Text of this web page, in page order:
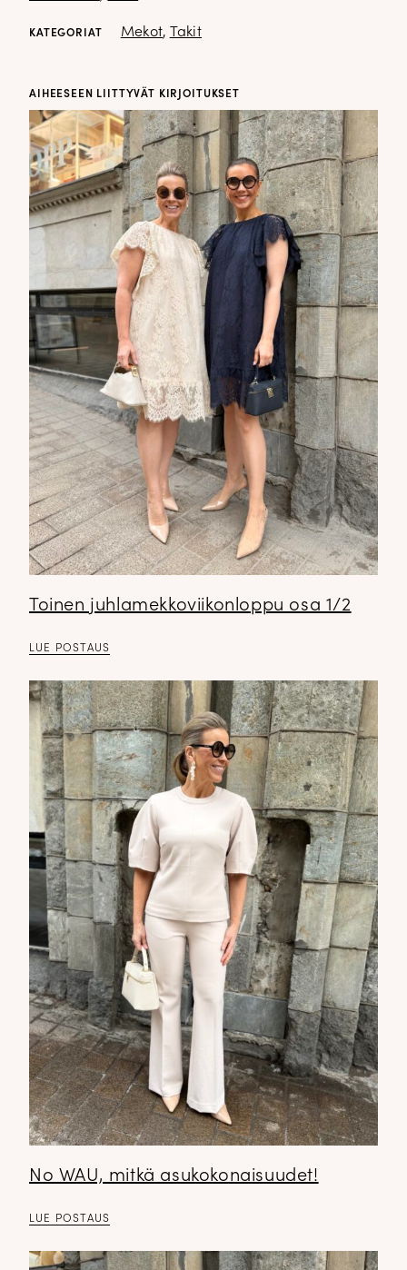
KATEGORIAT Mekot, Takit
AIHEESEEN LIITTYVÄT KIRJOITUKSET
Toinen juhlamekkoviikonloppu osa 1/2
LUE POSTAUS
No WAU, mitkä asukokonaisuudet!
LUE POSTAUS